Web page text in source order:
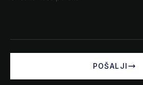
POŠALJI